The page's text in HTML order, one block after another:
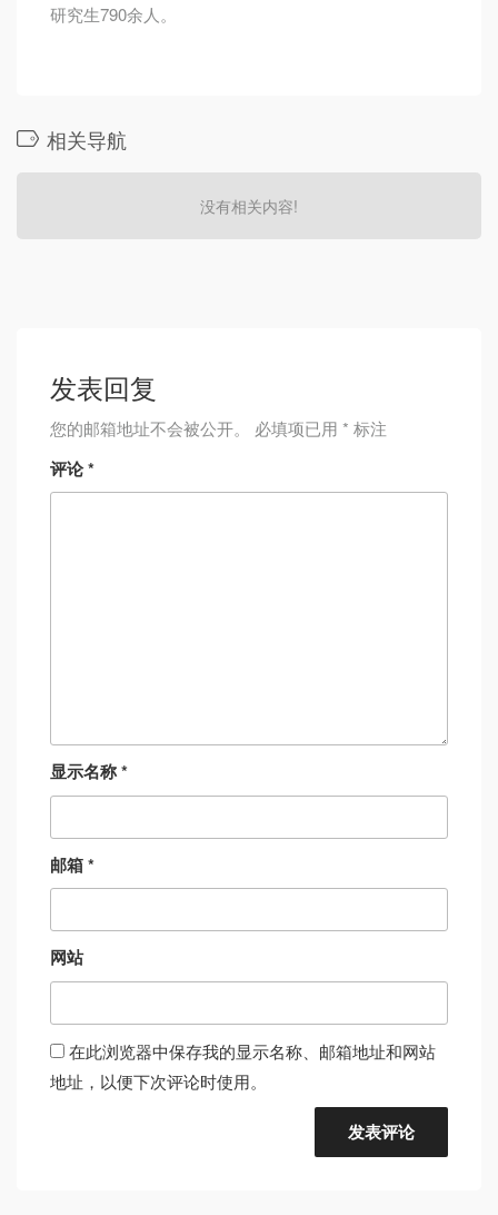
研究生790余人。
相关导航
没有相关内容!
发表回复
您的邮箱地址不会被公开。 必填项已用 * 标注
评论*
显示名称*
邮箱*
网站
在此浏览器中保存我的显示名称、邮箱地址和网站
地址，以便下次评论时使用。